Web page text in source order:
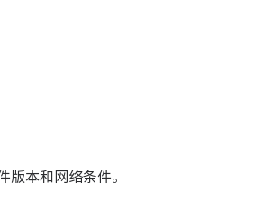
版本和网络条件。